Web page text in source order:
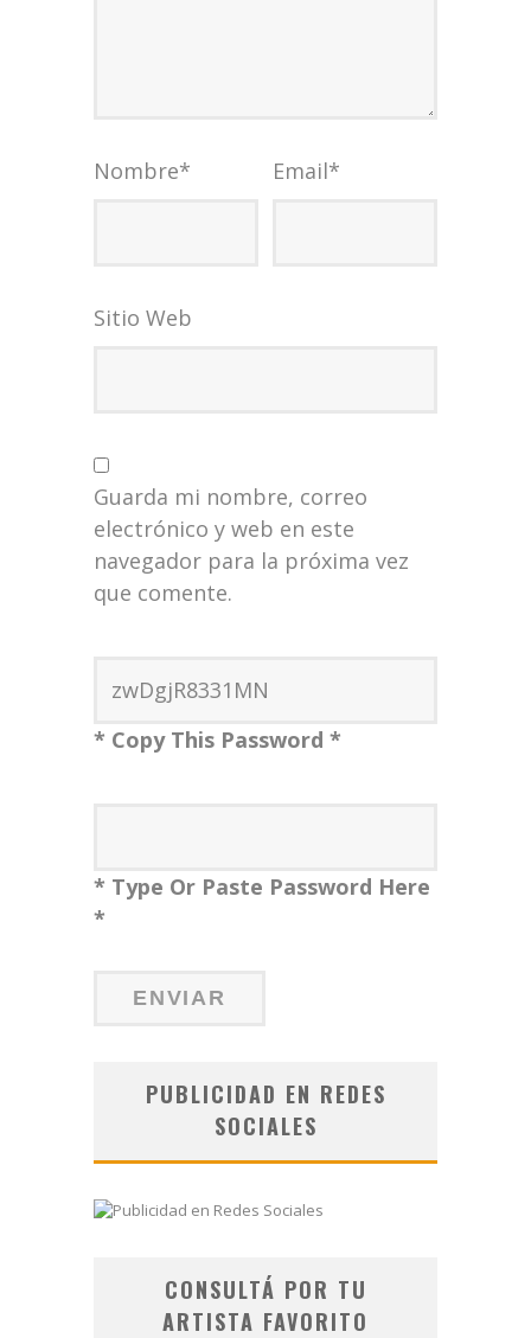
Nombre* Email*
Sitio Web
Guarda mi nombre, correo
electrónico y web en este
navegador para la próxima vez
que comente.
* Copy This Password *
* Type Or Paste Password Here
*
PUBLICIDAD EN REDES
SOCIALES
CONSULTÁ POR TU
ARTISTA FAVORITO